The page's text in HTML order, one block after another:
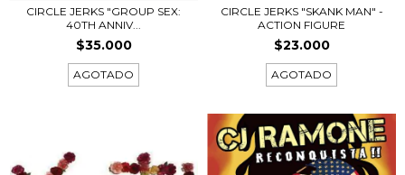
CIRCLE JERKS "GROUP SEX:
40TH ANNIV...
$35.000
AGOTADO
CIRCLE JERKS "SKANK MAN" -
ACTION FIGURE
$23.000
AGOTADO